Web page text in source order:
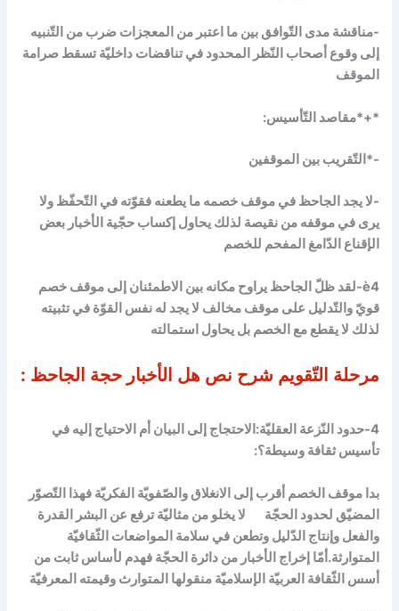
-مناقشة مدى التّوافق بين ما اعتبر من المعجزات ضرب من التّنبيه
إلى وقوع أصحاب النّظر المحدود في تناقضات داخليّة تسقط صرامة
الموقف
*+*مقاصد التّأسيس:
-*التّقريب بين الموقفين
-لا يجد الجاحظ في موقف خصمه ما يطعنه فقوّته في التّحفّظ ولا
يرى في موقفه من نقيصة لذلك يحاول إكساب حجّية الأخبار بعض
الإقناع الدّامغ المفحم للخصم
è4-لقد ظلّ الجاحظ يراوح مكانه بين الاطمئنان إلى موقف خصم
قويّ والتّدليل على موقف مخالف لا يجد له نفس القوّة في تثبيته
لذلك لا يقطع مع الخصم بل يحاول استمالته
مرحلة التّقويم شرح نص هل الأخبار حجة الجاحظ :
4-حدود النّزعة العقليّة:الاحتجاج إلى البيان أم الاحتياج إليه في
تأسيس ثقافة وسيطة؟:
بدا موقف الخصم أقرب إلى الانغلاق والصّفويّة الفكريّة فهذا التّصوّر
المضيّق لحدود الحجّة لا يخلو من مثاليّة ترفع عن البشر القدرة
والفعل وإنتاج الدّليل وتطعن في سلامة المواضعات الثّقافيّة
المتوارثة.أمّا إخراج الأخبار من دائرة الحجّة فهدم لأساس ثابت من
أسس الثّقافة العربيّة الإسلاميّة منقولها المتوارث وقيمته المعرفيّة